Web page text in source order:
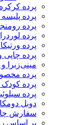
پرده
پرده
پرده رومن
پرده
پرده
پرده چاپی
مینی‌زبرا
پرده
پرده کودک
پرده
دوبل
سفارش
بر اساس